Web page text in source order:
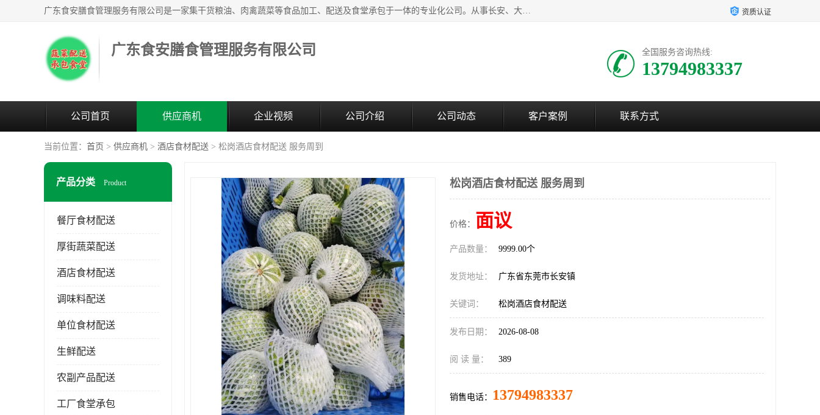
广东食安膳食管理服务有限公司是一家集干货粮油、肉禽蔬菜等食品加工、配送及食堂承包于一体的专业化公司。从事长安、大朗、大岭山、厚街、虎门等地区的蔬菜配送服务。 专业的服务队伍，以及完善的服务机制，经过多年的努力拼搏，赢得了广大客户的信赖和支持。 资质认证
广东食安膳食管理服务有限公司 全国服务咨询热线:
13794983337
公司首页 供应商机 企业视频 公司介绍 公司动态 客户案例 联系方式
当前位置： 首页 > 供应商机 > 酒店食材配送 > 松岗酒店食材配送 服务周到
产品分类 Product
餐厅食材配送
厚街蔬菜配送
酒店食材配送
调味料配送
单位食材配送
生鲜配送
农副产品配送
工厂食堂承包
松岗酒店食材配送 服务周到
价格： 面议
产品数量： 9999.00个
发货地址： 广东省东莞市长安镇
关键词： 松岗酒店食材配送
发布日期： 2026-08-08
阅 读 量： 389
销售电话： 13794983337